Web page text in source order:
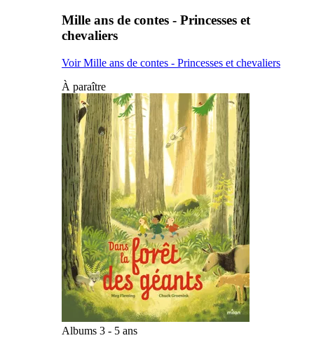
Mille ans de contes - Princesses et
chevaliers
Voir Mille ans de contes - Princesses et chevaliers
À paraître
Albums 3 - 5 ans